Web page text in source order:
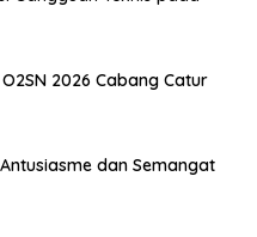
2026 Cabang Catur
dan Semangat